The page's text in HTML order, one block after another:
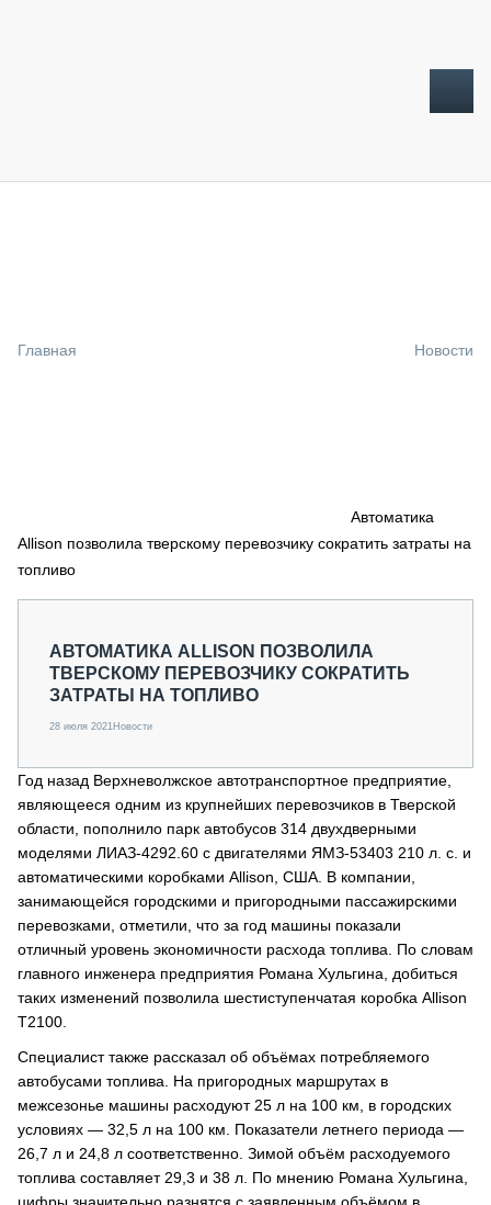
СПЕЦПРОЕКТЫ
МЕРОПРИЯТИЯ
СТАТЬИ ПО КАТЕГОРИЯМ ТЕХНИКИ
Главная Новости
Автоматика
Allison позволила тверскому перевозчику сократить затраты на
топливо
АВТОМАТИКА ALLISON ПОЗВОЛИЛА
ТВЕРСКОМУ ПЕРЕВОЗЧИКУ СОКРАТИТЬ
ЗАТРАТЫ НА ТОПЛИВО
28 июля 2021Новости
Год назад Верхневолжское автотранспортное предприятие,
являющееся одним из крупнейших перевозчиков в Тверской
области, пополнило парк автобусов 314 двухдверными
моделями ЛИАЗ-4292.60 с двигателями ЯМЗ-53403 210 л. с. и
автоматическими коробками Allison, США. В компании,
занимающейся городскими и пригородными пассажирскими
перевозками, отметили, что за год машины показали
отличный уровень экономичности расхода топлива. По словам
главного инженера предприятия Романа Хульгина, добиться
таких изменений позволила шестиступенчатая коробка Allison
T2100.
Специалист также рассказал об объёмах потребляемого
автобусами топлива. На пригородных маршрутах в
межсезонье машины расходуют 25 л на 100 км, в городских
условиях — 32,5 л на 100 км. Показатели летнего периода —
26,7 л и 24,8 л соответственно. Зимой объём расходуемого
топлива составляет 29,3 и 38 л. По мнению Романа Хульгина,